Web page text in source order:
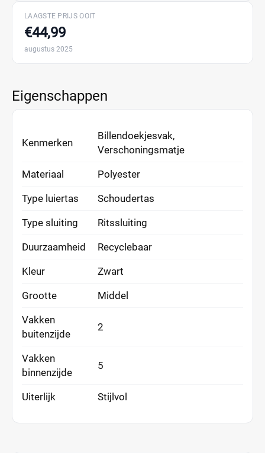
LAAGSTE PRIJS OOIT
€44,99
augustus 2025
Eigenschappen
Kenmerken
Billendoekjesvak,
Verschoningsmatje
Materiaal Polyester
Type luiertas Schoudertas
Type sluiting Ritssluiting
Duurzaamheid Recyclebaar
Kleur Zwart
Grootte Middel
Vakken
buitenzijde
2
Vakken
binnenzijde
5
Uiterlijk Stijlvol